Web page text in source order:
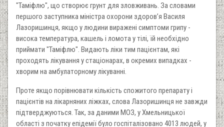
"Таміфлю", що створює грунт для зловживань. За словами
першого заступника міністра охорони здоров’я Василя
Лазоришинця, якщо у людини виражені симптоми грипу -
висока температура, кашель і ломота у тілі, їй необхідно
приймати "Таміфлю". Видають ліки тим пацієнтам, які
проходять лікування у стаціонарах, в окремих випадках -
хворим на амбулаторному лікуванні.
Проте якщо порівнювати кількість спожитого препарату і
пацієнтів на лікарняних ліжках, слова Лазоришинця не завжди
підтверджуються. Так, за даними МОЗ, у Хмельницької
області з початку епідемії було госпіталізовано 4013 людей, у